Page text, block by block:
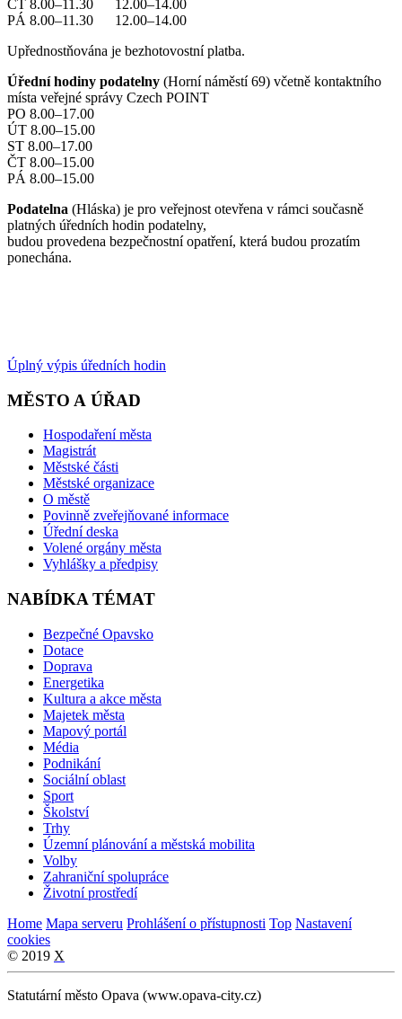
ČT 8.00–11.30 12.00–14.00
PÁ 8.00–11.30 12.00–14.00
Upřednostňována je bezhotovostní platba.
Úřední hodiny podatelny (Horní náměstí 69) včetně kontaktního
místa veřejné správy Czech POINT
PO 8.00–17.00
ÚT 8.00–15.00
ST 8.00–17.00
ČT 8.00–15.00
PÁ 8.00–15.00
Podatelna (Hláska) je pro veřejnost otevřena v rámci současně
platných úředních hodin podatelny,
budou provedena bezpečnostní opatření, která budou prozatím
ponechána.
Úplný výpis úředních hodin
MĚSTO A ÚŘAD
Hospodaření města
Magistrát
Městské části
Městské organizace
O městě
Povinně zveřejňované informace
Úřední deska
Volené orgány města
Vyhlášky a předpisy
NABÍDKA TÉMAT
Bezpečné Opavsko
Dotace
Doprava
Energetika
Kultura a akce města
Majetek města
Mapový portál
Média
Podnikání
Sociální oblast
Sport
Školství
Trhy
Územní plánování a městská mobilita
Volby
Zahraniční spolupráce
Životní prostředí
Home Mapa serveru Prohlášení o přístupnosti Top Nastavení
cookies
© 2019 X
Statutární město Opava (www.opava-city.cz)